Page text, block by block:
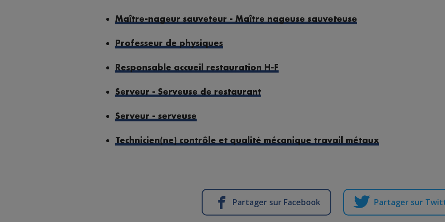
Maître-nageur sauveteur - Maître nageuse sauveteuse
Professeur de physiques
Responsable accueil restauration H-F
Serveur - Serveuse de restaurant
Serveur - serveuse
Technicien(ne) contrôle et qualité mécanique travail métaux
Partager sur Facebook Partager sur